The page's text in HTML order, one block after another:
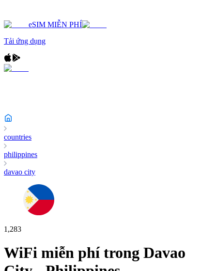
eSIM MIỄN PHÍ
Tải ứng dụng
countries
philippines
davao city
1,283
WiFi miễn phí trong Davao